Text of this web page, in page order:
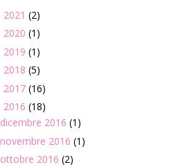
2021 (2)
2020 (1)
2019 (1)
2018 (5)
2017 (16)
2016 (18)
dicembre 2016 (1)
novembre 2016 (1)
ottobre 2016 (2)